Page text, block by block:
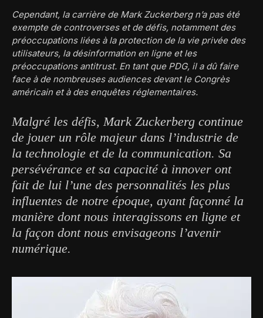
Cependant, la carrière de Mark Zuckerberg n’a pas été
exempte de controverses et de défis, notamment des
préoccupations liées à la protection de la vie privée des
utilisateurs, la désinformation en ligne et les
préoccupations antitrust. En tant que PDG, il a dû faire
face à de nombreuses audiences devant le Congrès
américain et à des enquêtes réglementaires.
Malgré les défis, Mark Zuckerberg continue
de jouer un rôle majeur dans l’industrie de
la technologie et de la communication. Sa
persévérance et sa capacité à innover ont
fait de lui l’une des personnalités les plus
influentes de notre époque, ayant façonné la
manière dont nous interagissons en ligne et
la façon dont nous envisageons l’avenir
numérique.